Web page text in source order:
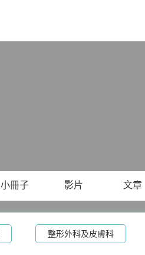
小冊子 影片 文章
整形外科及皮膚科